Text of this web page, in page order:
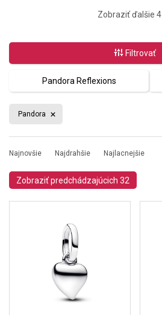
Zobraziť ďalšie 4
Filtrovať
Pandora Reflexions
Pandora
Najnovšie Najdrahšie Najlacnejšie
Zobraziť predchádzajúcich 32